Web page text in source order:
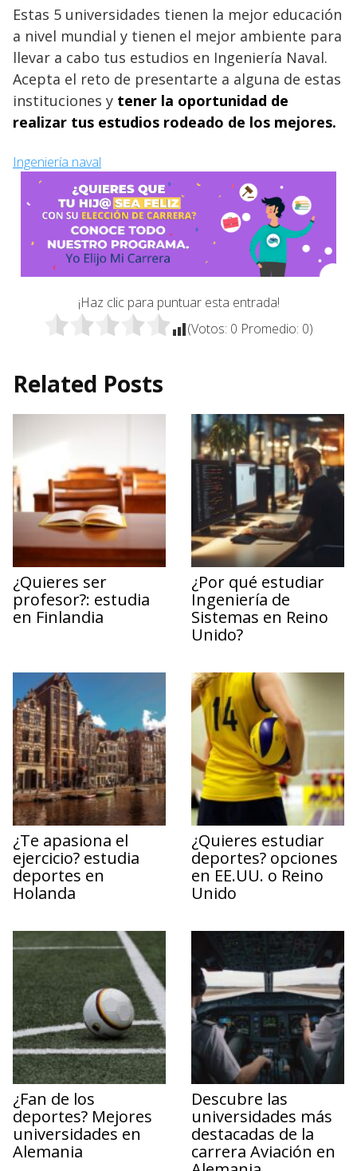
Estas 5 universidades tienen la mejor educación
a nivel mundial y tienen el mejor ambiente para
llevar a cabo tus estudios en Ingeniería Naval.
Acepta el reto de presentarte a alguna de estas
instituciones y tener la oportunidad de
realizar tus estudios rodeado de los mejores.
Ingeniería naval
¡Haz clic para puntuar esta entrada!
(Votos: 0 Promedio: 0)
Related Posts
¿Quieres ser
profesor?: estudia
en Finlandia
¿Por qué estudiar
Ingeniería de
Sistemas en Reino
Unido?
¿Te apasiona el
ejercicio? estudia
deportes en
Holanda
¿Quieres estudiar
deportes? opciones
en EE.UU. o Reino
Unido
¿Fan de los
deportes? Mejores
universidades en
Alemania
Descubre las
universidades más
destacadas de la
carrera Aviación en